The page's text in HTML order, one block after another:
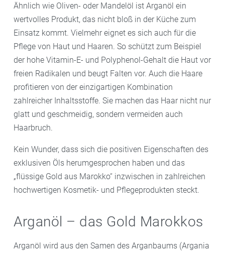
Ähnlich wie Oliven- oder Mandelöl ist Arganöl ein
wertvolles Produkt, das nicht bloß in der Küche zum
Einsatz kommt. Vielmehr eignet es sich auch für die
Pflege von Haut und Haaren. So schützt zum Beispiel
der hohe Vitamin-E- und Polyphenol-Gehalt die Haut vor
freien Radikalen und beugt Falten vor. Auch die Haare
profitieren von der einzigartigen Kombination
zahlreicher Inhaltsstoffe. Sie machen das Haar nicht nur
glatt und geschmeidig, sondern vermeiden auch
Haarbruch.
Kein Wunder, dass sich die positiven Eigenschaften des
exklusiven Öls herumgesprochen haben und das
„flüssige Gold aus Marokko“ inzwischen in zahlreichen
hochwertigen Kosmetik- und Pflegeprodukten steckt.
Arganöl – das Gold Marokkos
Arganöl wird aus den Samen des Arganbaums (Argania